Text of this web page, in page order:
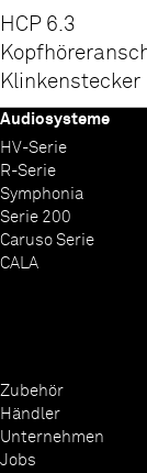
HCP 6.3
Klinkenstecker
Messwerte
bei 3 m Kabellänge
Induktivität
1,7 µH
Kapazität
440 pF
Impedanz
630 mOhm
Audiosysteme
HV-Serie
R-Serie
Symphonia
Serie 200
Caruso Serie
CALA
Zubehör
Händler
Unternehmen
Jobs